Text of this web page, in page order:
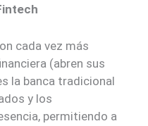
cada vez más
(abren sus
la banca tradicional
y los
permitiendo a